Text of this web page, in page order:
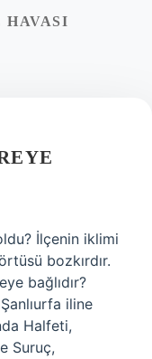
HAVASI
İlçenin iklimi
bozkırdır.
bağlıdır?
iline
Halfeti,
Suruç,